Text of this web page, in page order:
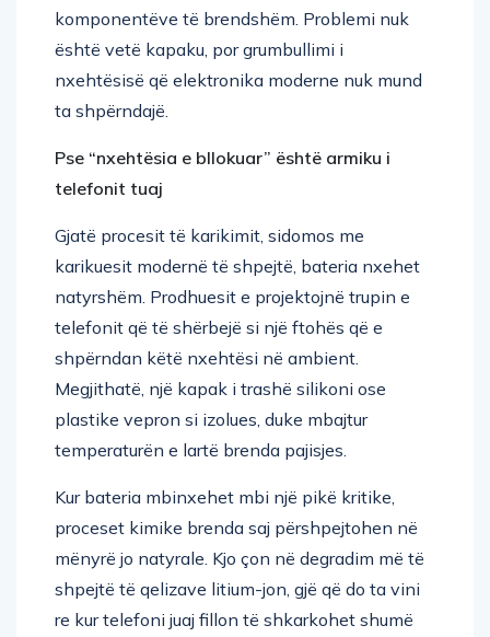
komponentëve të brendshëm. Problemi nuk
është vetë kapaku, por grumbullimi i
nxehtësisë që elektronika moderne nuk mund
ta shpërndajë.
Pse “nxehtësia e bllokuar” është armiku i
telefonit tuaj
Gjatë procesit të karikimit, sidomos me
karikuesit modernë të shpejtë, bateria nxehet
natyrshëm. Prodhuesit e projektojnë trupin e
telefonit që të shërbejë si një ftohës që e
shpërndan këtë nxehtësi në ambient.
Megjithatë, një kapak i trashë silikoni ose
plastike vepron si izolues, duke mbajtur
temperaturën e lartë brenda pajisjes.
Kur bateria mbinxehet mbi një pikë kritike,
proceset kimike brenda saj përshpejtohen në
mënyrë jo natyrale. Kjo çon në degradim më të
shpejtë të qelizave litium-jon, gjë që do ta vini
re kur telefoni juaj fillon të shkarkohet shumë